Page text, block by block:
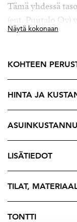
Tämä yhdessä
(ent. Puutalo Oy)
vuonna 1998 ja
jossa runsaat
Olohuoneessa
huone sallii myös
parvekkeelle,
Kylpyhuone on
Näytä kokonaan
KOHTEEN
HINTA JA
LISÄTIEDOT
TILAT,
TONTTI